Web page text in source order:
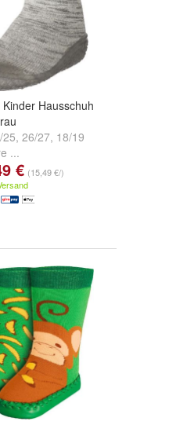
Hausschuh
25, 26/27, 18/19
...
€ (15,49 €/)